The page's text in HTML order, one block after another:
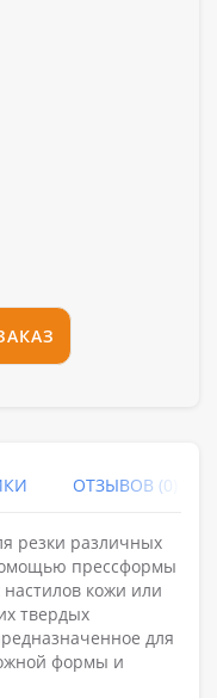
ОТЗЫВОВ (0)
резки различных
прессформы
кожи или
твердых
для
формы и